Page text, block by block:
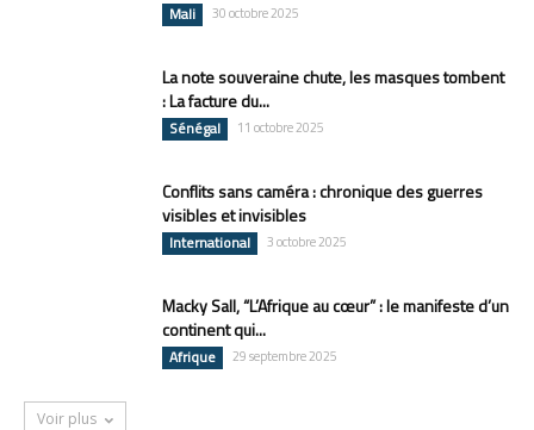
Mali 30 octobre 2025
La note souveraine chute, les masques tombent
: La facture du...
Sénégal 11 octobre 2025
Conflits sans caméra : chronique des guerres
visibles et invisibles
International 3 octobre 2025
Macky Sall, “L’Afrique au cœur” : le manifeste d’un
continent qui...
Afrique 29 septembre 2025
Voir plus